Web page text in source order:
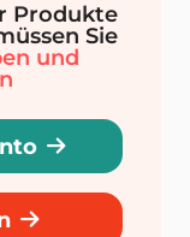
Produkte
Sie
und